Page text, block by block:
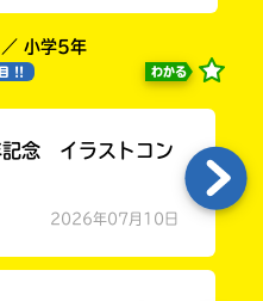
小学5年
!! わかる
記念 イラストコン
2026年07月10日
戻